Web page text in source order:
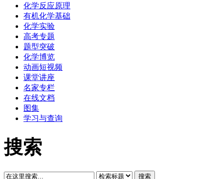
化学反应原理
有机化学基础
化学实验
高考专题
题型突破
化学博览
动画短视频
课堂讲座
名家专栏
在线文档
图集
学习与查询
搜索
搜索